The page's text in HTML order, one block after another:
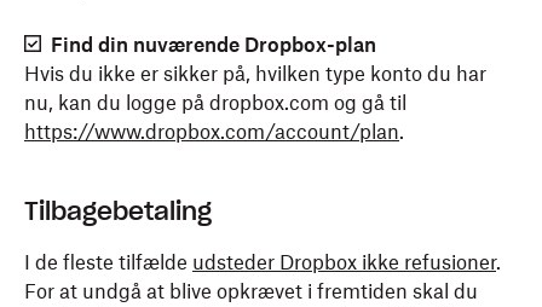
Find din nuværende Dropbox-plan
Hvis du ikke er sikker på, hvilken type konto du har
nu, kan du logge på dropbox.com og gå til
https://www.dropbox.com/account/plan.
Tilbagebetaling
I de fleste tilfælde udsteder Dropbox ikke refusioner.
For at undgå at blive opkrævet i fremtiden skal du